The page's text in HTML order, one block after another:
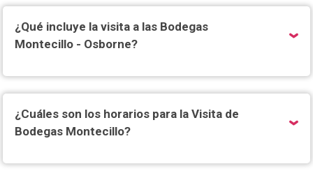
¿Qué incluye la visita a las Bodegas
Montecillo - Osborne?
¿Cuáles son los horarios para la Visita de
Bodegas Montecillo?